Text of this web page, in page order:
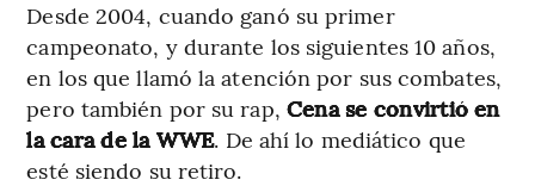
Desde 2004, cuando ganó su primer
campeonato, y durante los siguientes 10 años,
en los que llamó la atención por sus combates,
pero también por su rap, Cena se convirtió en
la cara de la WWE. De ahí lo mediático que
esté siendo su retiro.